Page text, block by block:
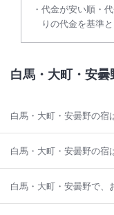
代金が安い順・
りの代金を基準と
白馬・大町・安
白馬・大町・安曇野の宿
白馬・大町・安曇野の宿
白馬・大町・安曇野で、